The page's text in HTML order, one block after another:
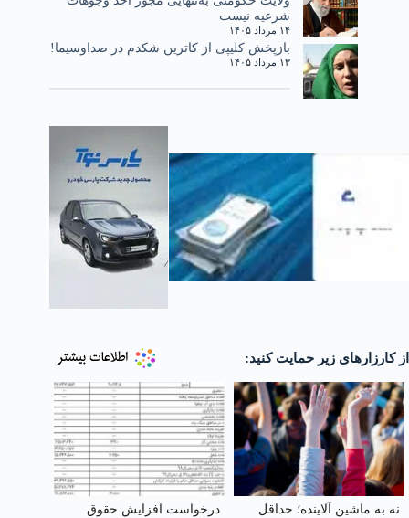
شرعیه نیست
۱۴ مرداد ۱۴۰۵
بازپخش کلیپی از کاترین شکدم در صداوسیما!
۱۳ مرداد ۱۴۰۵
از کارزارهای زیر حمایت کنید:
نه به ماشین آلاینده؛ حداقل
درخواست افزایش حقوق